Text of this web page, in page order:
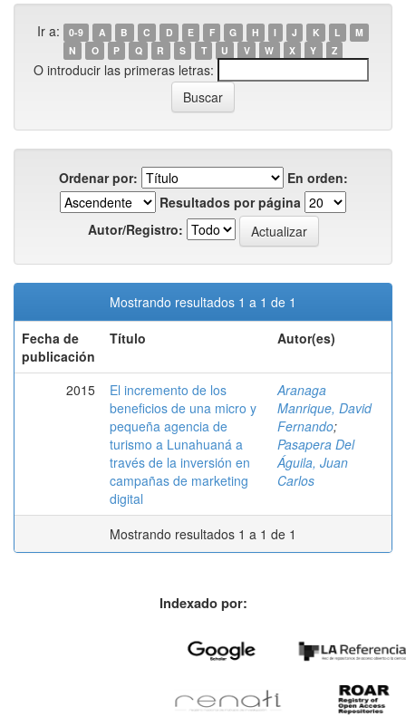
Ir a: 0-9 A B C D E F G H I J K L
M
N
O P Q R S T U V W X Y Z
O introducir las primeras letras:
Ordenar por:
En orden:
Resultados por página
Autor/Registro:
Mostrando resultados 1 a 1 de 1
Fecha de
publicación
Título Autor(es)
2015
El incremento de los
beneficios de una micro y
pequeña agencia de
turismo a Lunahuaná a
través de la inversión en
campañas de marketing
digital
Aranaga
Manrique, David
Fernando;
Pasapera Del
Águila, Juan
Carlos
Mostrando resultados 1 a 1 de 1
Indexado por: